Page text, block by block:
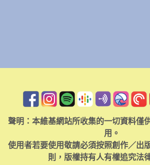
聲明：本維基網站所收集的一切資料僅
用。
使用者若要使用敬請必須按照創作／出
則，版權持有人有權追究法